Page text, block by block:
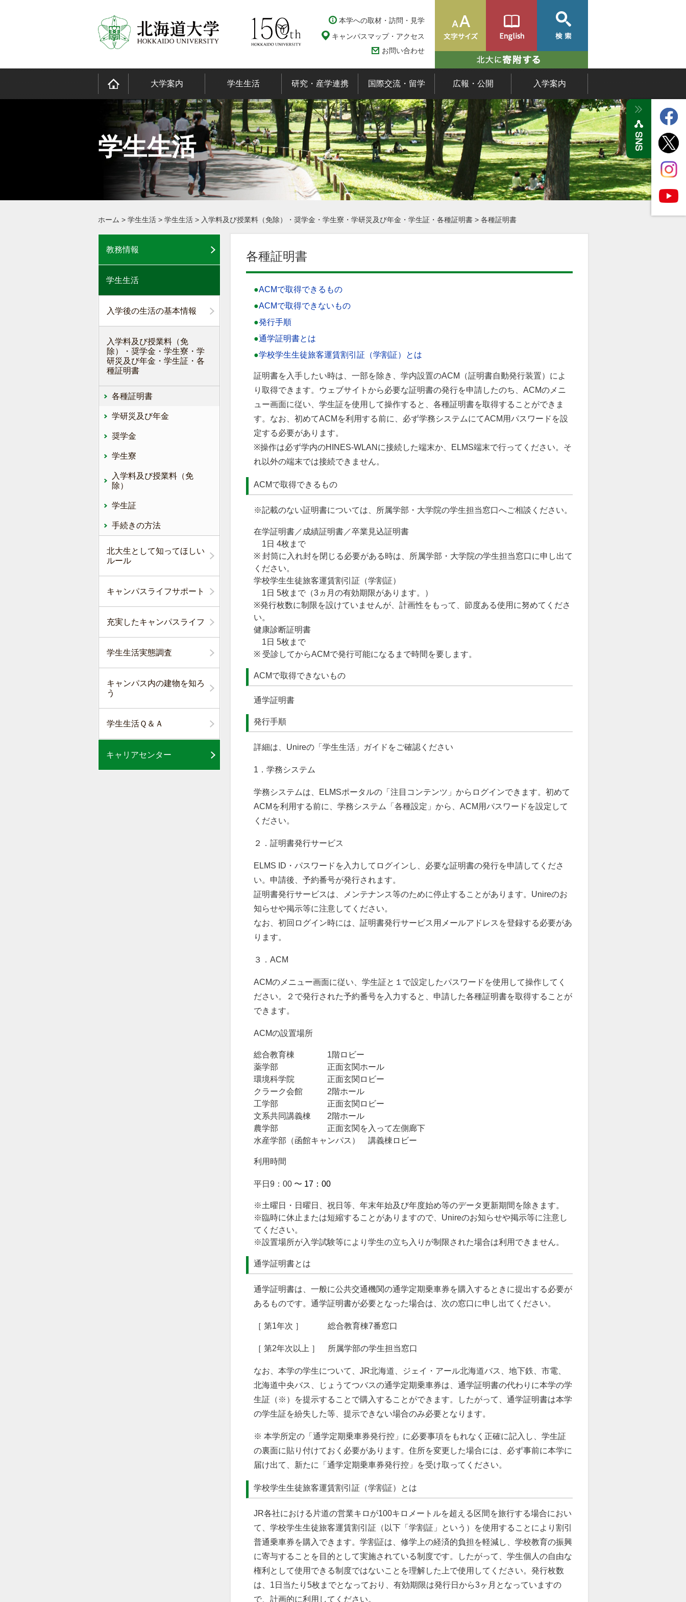
本学への取材・訪問・見学
キャンパスマップ・アクセス
お問い合わせ
大学案内 学生生活 研究・産学連携 国際交流・留学 広報・公開 入学案内
学生生活
ホーム > 学生生活 > 学生生活 > 入学料及び授業料（免除）・奨学金・学生寮・学研災及び年金・学生証・各種証明書 > 各種証明書
各種証明書
ACMで取得できるもの
ACMで取得できないもの
発行手順
通学証明書とは
学校学生生徒旅客運賃割引証（学割証）とは
証明書を入手したい時は、一部を除き、学内設置のACM（証明書自動発行装置）によ
り取得できます。ウェブサイトから必要な証明書の発行を申請したのち、ACMのメニ
ュー画面に従い、学生証を使用して操作すると、各種証明書を取得することができま
す。なお、初めてACMを利用する前に、必ず学務システムにてACM用パスワードを設
定する必要があります。
※操作は必ず学内のHINES-WLANに接続した端末か、ELMS端末で⾏ってください。そ
れ以外の端末では接続できません。
ACMで取得できるもの
※記載のない証明書については、所属学部・大学院の学生担当窓口へご相談ください。
在学証明書／成績証明書／卒業見込証明書
1日 4枚まで
※ 封筒に入れ封を閉じる必要がある時は、所属学部・大学院の学生担当窓口に申し出て
ください。
学校学生生徒旅客運賃割引証（学割証）
1日 5枚まで（3ヵ月の有効期限があります。）
※発行枚数に制限を設けていませんが、計画性をもって、節度ある使用に努めてくださ
い。
健康診断証明書
1日 5枚まで
※ 受診してからACMで発行可能になるまで時間を要します。
ACMで取得できないもの
通学証明書
発行手順
詳細は、Unireの「学生生活」ガイドをご確認ください
1．学務システム
学務システムは、ELMSポータルの「注目コンテンツ」からログインできます。初めて
ACMを利用する前に、学務システム「各種設定」から、ACM用パスワードを設定して
ください。
２．証明書発行サービス
ELMS ID・パスワードを入力してログインし、必要な証明書の発行を申請してくださ
い。申請後、予約番号が発行されます。
証明書発行サービスは、メンテナンス等のために停止することがあります。Unireのお
知らせや掲示等に注意してください。
なお、初回ログイン時には、証明書発行サービス用メールアドレスを登録する必要があ
ります。
３．ACM
ACMのメニュー画面に従い、学生証と１で設定したパスワードを使用して操作してく
ださい。２で発行された予約番号を入力すると、申請した各種証明書を取得することが
できます。
ACMの設置場所
総合教育棟 1階ロビー
薬学部 正面玄関ホール
環境科学院 正面玄関ロビー
クラーク会館 2階ホール
工学部 正面玄関ロビー
文系共同講義棟 2階ホール
農学部 正面玄関を入って左側廊下
水産学部（函館キャンパス） 講義棟ロビー
利用時間
平日9：00 〜 17：00
※土曜日・日曜日、祝日等、年末年始及び年度始め等のデータ更新期間を除きます。
※臨時に休止または短縮することがありますので、Unireのお知らせや掲示等に注意し
てください。
※設置場所が入学試験等により学生の立ち入りが制限された場合は利用できません。
通学証明書とは
通学証明書は、一般に公共交通機関の通学定期乗車券を購入するときに提出する必要が
あるものです。通学証明書が必要となった場合は、次の窓口に申し出てください。
［ 第1年次 ］ 総合教育棟7番窓口
［ 第2年次以上 ］ 所属学部の学生担当窓口
なお、本学の学生について、JR北海道、ジェイ・アール北海道バス、地下鉄、市電、
北海道中央バス、じょうてつバスの通学定期乗車券は、通学証明書の代わりに本学の学
生証（※）を提示することで購入することができます。したがって、通学証明書は本学
の学生証を紛失した等、提示できない場合のみ必要となります。
※ 本学所定の「通学定期乗車券発行控」に必要事項をもれなく正確に記入し、学生証
の裏面に貼り付けておく必要があります。住所を変更した場合には、必ず事前に本学に
届け出て、新たに「通学定期乗車券発行控」を受け取ってください。
学校学生生徒旅客運賃割引証（学割証）とは
JR各社における片道の営業キロが100キロメートルを超える区間を旅行する場合におい
て、学校学生生徒旅客運賃割引証（以下「学割証」という）を使用することにより割引
普通乗車券を購入できます。学割証は、修学上の経済的負担を軽減し、学校教育の振興
に寄与することを目的として実施されている制度です。したがって、学生個人の自由な
権利として使用できる制度ではないことを理解した上で使用してください。発行枚数
は、1日当たり5枚までとなっており、有効期限は発行日から3ヶ月となっていますの
で、計画的に利用してください。
教務情報
学生生活
入学後の生活の基本情報
入学料及び授業料（免
除）・奨学金・学生寮・学
研災及び年金・学生証・各
種証明書
各種証明書
学研災及び年金
奨学金
学生寮
入学料及び授業料（免
除）
学生証
手続きの方法
北大生として知ってほしい
ルール
キャンパスライフサポート
充実したキャンパスライフ
学生生活実態調査
キャンパス内の建物を知ろ
う
学生生活Ｑ＆Ａ
キャリアセンター